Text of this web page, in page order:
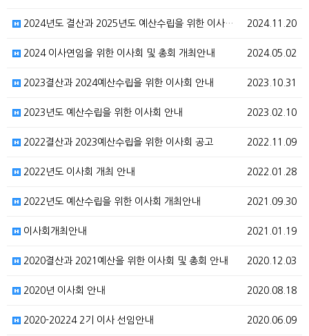
2024.11.20
2024년도 결산과 2025년도 예산수립을 위한 이사회…
2024.05.02
2024 이사연임을 위한 이사회 및 총회 개최안내
2023.10.31
2023결산과 2024예산수립을 위한 이사회 안내
2023.02.10
2023년도 예산수립을 위한 이사회 안내
2022.11.09
2022결산과 2023예산수립을 위한 이사회 공고
2022.01.28
2022년도 이사회 개최 안내
2021.09.30
2022년도 예산수립을 위한 이사회 개최안내
2021.01.19
이사회개최안내
2020.12.03
2020결산과 2021예산을 위한 이사회 및 총회 안내
2020.08.18
2020년 이사회 안내
2020.06.09
2020-20224 2기 이사 선임안내